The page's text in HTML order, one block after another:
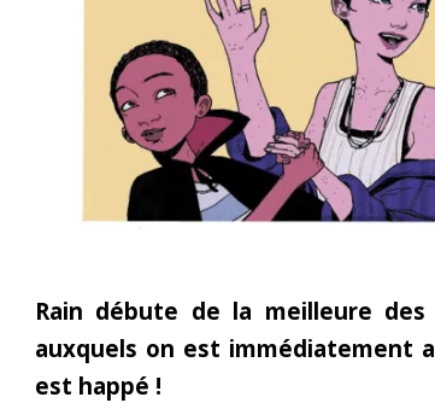
Rain débute de la meilleure
auxquels on est immédiatement
est happé !